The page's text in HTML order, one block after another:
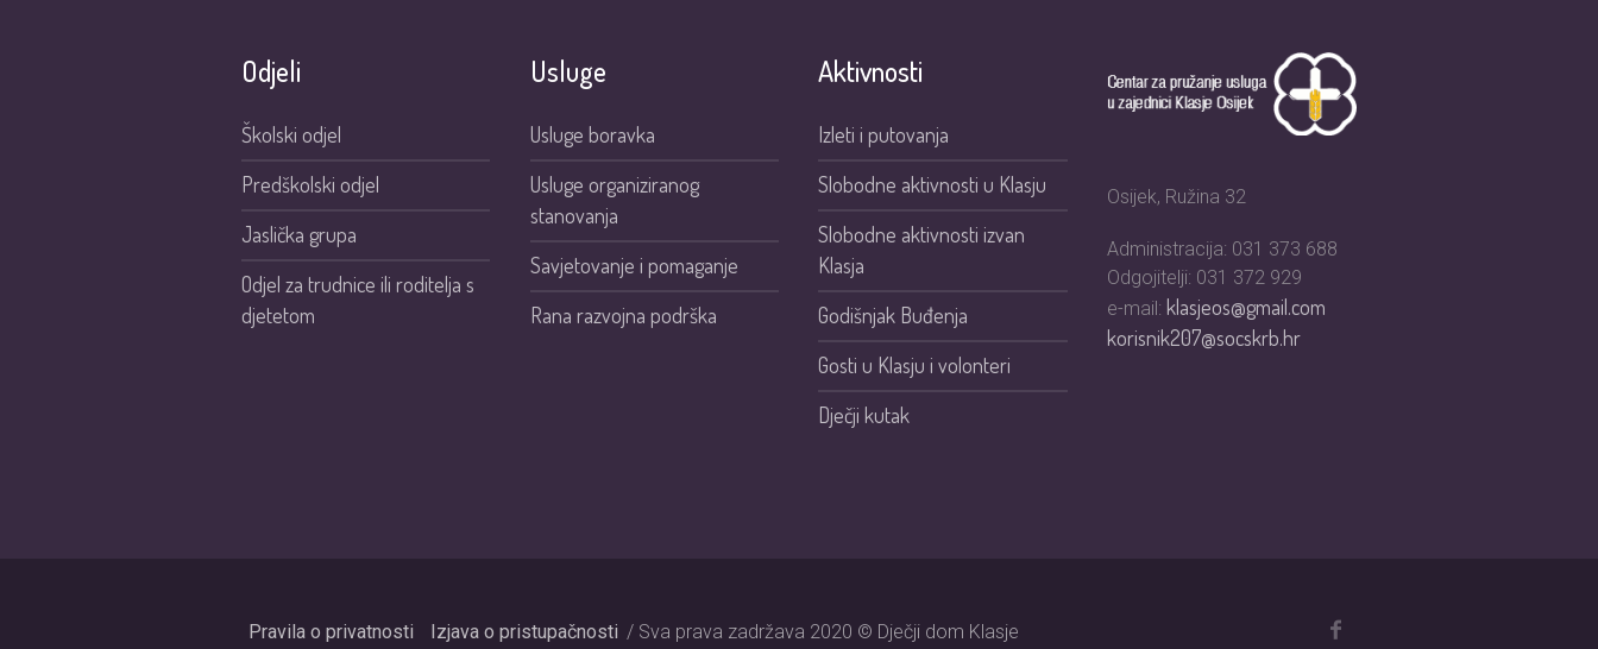
Odjeli
Školski odjel
Predškolski odjel
Jaslička grupa
Odjel za trudnice ili roditelja s
djetetom
Usluge
Usluge boravka
Usluge organiziranog
stanovanja
Savjetovanje i pomaganje
Rana razvojna podrška
Aktivnosti
Izleti i putovanja
Slobodne aktivnosti u Klasju
Slobodne aktivnosti izvan
Klasja
Godišnjak Buđenja
Gosti u Klasju i volonteri
Dječji kutak
Osijek, Ružina 32
Administracija: 031 373 688
Odgojitelji: 031 372 929
e-mail: klasjeos@gmail.com
korisnik207@socskrb.hr
Pravila o privatnosti Izjava o pristupačnosti / Sva prava zadržava 2020 © Dječji dom Klasje